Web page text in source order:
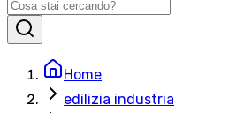
Home
edilizia industria